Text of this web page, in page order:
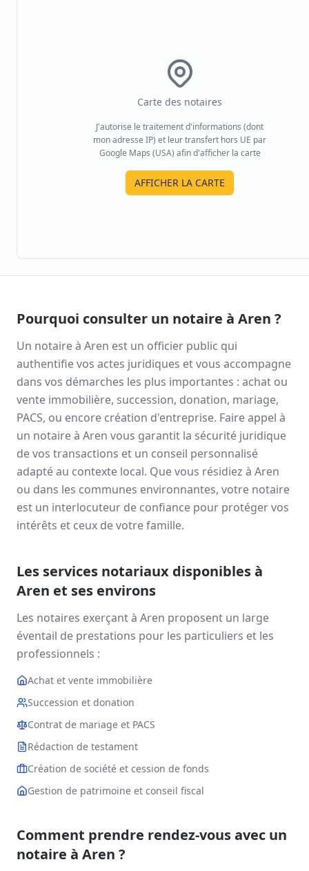
Carte des notaires
J'autorise le traitement d'informations (dont
mon adresse IP) et leur transfert hors UE par
Google Maps (USA) afin d'afficher la carte
AFFICHER LA CARTE
Pourquoi consulter un notaire à Aren ?
Un notaire à Aren est un officier public qui
authentifie vos actes juridiques et vous accompagne
dans vos démarches les plus importantes : achat ou
vente immobilière, succession, donation, mariage,
PACS, ou encore création d'entreprise. Faire appel à
un notaire à Aren vous garantit la sécurité juridique
de vos transactions et un conseil personnalisé
adapté au contexte local. Que vous résidiez à Aren
ou dans les communes environnantes, votre notaire
est un interlocuteur de confiance pour protéger vos
intérêts et ceux de votre famille.
Les services notariaux disponibles à
Aren et ses environs
Les notaires exerçant à Aren proposent un large
éventail de prestations pour les particuliers et les
professionnels :
Achat et vente immobilière
Succession et donation
Contrat de mariage et PACS
Rédaction de testament
Création de société et cession de fonds
Gestion de patrimoine et conseil fiscal
Comment prendre rendez-vous avec un
notaire à Aren ?